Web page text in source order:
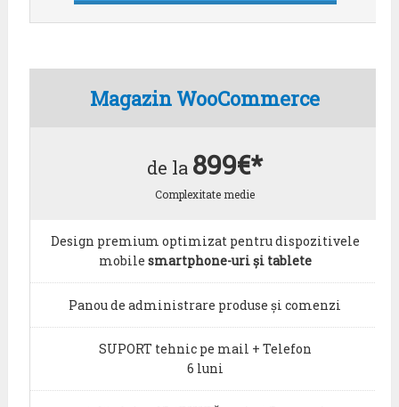
Magazin WooCommerce
de la 899€*
Complexitate medie
Design premium optimizat pentru dispozitivele
mobile smartphone-uri și tablete
Panou de administrare produse și comenzi
SUPORT tehnic pe mail + Telefon
6 luni